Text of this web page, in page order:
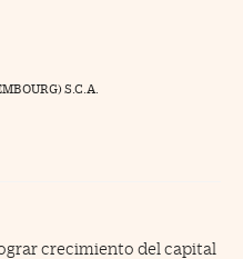
S.C.A.
crecimiento del capital